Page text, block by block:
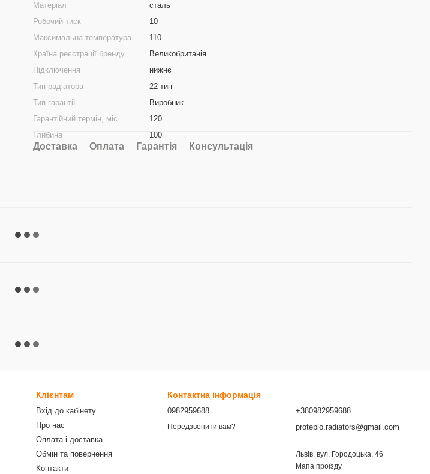
Матеріал
сталь
Робочий тиск
10
Максимальна температура
110
Країна реєстрації бренду
Великобританія
Підключення
нижнє
Тип радіатора
22 тип
Тип гарантії
Виробник
Гарантійний термін, міс.
120
Глибина
100
Доставка Оплата Гарантія Консультація
Клієнтам
Вхід до кабінету
Про нас
Оплата і доставка
Обмін та повернення
Контакти
Контактна інформація
0982959688
Передзвонити вам?
+380982959688
proteplo.radiators@gmail.com
Львів, вул. Городоцька, 46
Мапа проїзду